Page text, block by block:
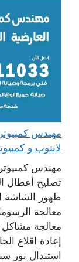
لابتوب و
مهندس
تصليح أعطال
ظهور الشاشة
معالجة
معالجة مشاكل
إعادة اقلاع
استبدال بور